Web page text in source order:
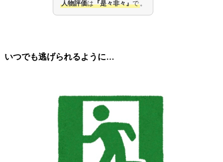
人物評価は『是々非々』で。
いつでも逃げられるように…